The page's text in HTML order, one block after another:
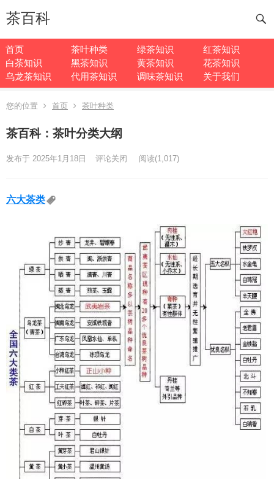
茶百科
首页 茶叶种类 绿茶知识
红茶知识
白茶知识
黑茶知识 黄茶知识
花茶知识
乌龙茶知识
代用茶知识 调味茶知识 关于我们
您的位置 首页 茶叶种类
茶百科：茶叶分类大纲
发布于 2025年1月18日 评论关闭 阅读(1,017)
六大茶类